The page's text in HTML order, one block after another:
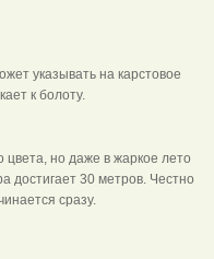
указывать на карстовое
к болоту.
цвета, но даже в жаркое лето
достигает 30 метров. Честно
начинается сразу.